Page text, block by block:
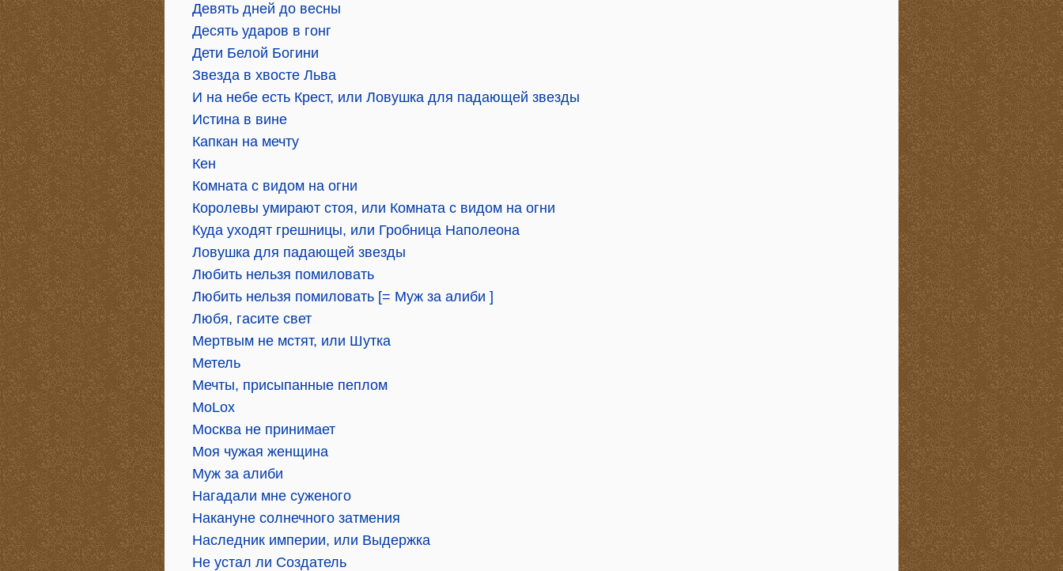
Девять дней до весны
Десять ударов в гонг
Дети Белой Богини
Звезда в хвосте Льва
И на небе есть Крест, или Ловушка для падающей звезды
Истина в вине
Капкан на мечту
Кен
Комната с видом на огни
Королевы умирают стоя, или Комната с видом на огни
Куда уходят грешницы, или Гробница Наполеона
Ловушка для падающей звезды
Любить нельзя помиловать
Любить нельзя помиловать [= Муж за алиби ]
Любя, гасите свет
Мертвым не мстят, или Шутка
Метель
Мечты, присыпанные пеплом
МоLох
Москва не принимает
Моя чужая женщина
Муж за алиби
Нагадали мне суженого
Накануне солнечного затмения
Наследник империи, или Выдержка
Не устал ли Создатель